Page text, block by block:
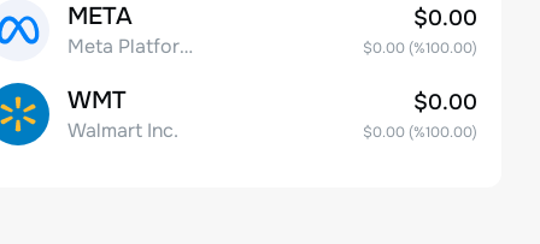
META
Meta Platforms, Inc. Class A Common Stock
$0.00
$0.00(%100.00)
WMT
Walmart Inc.
$0.00
$0.00(%100.00)